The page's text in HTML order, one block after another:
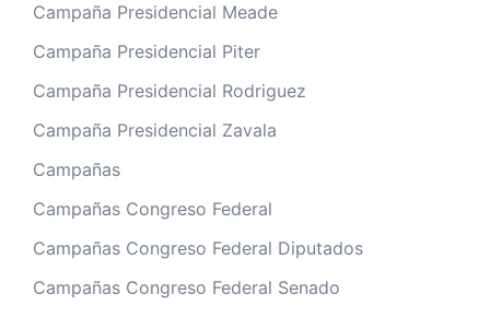
Campaña Presidencial Meade
Campaña Presidencial Piter
Campaña Presidencial Rodriguez
Campaña Presidencial Zavala
Campañas
Campañas Congreso Federal
Campañas Congreso Federal Diputados
Campañas Congreso Federal Senado